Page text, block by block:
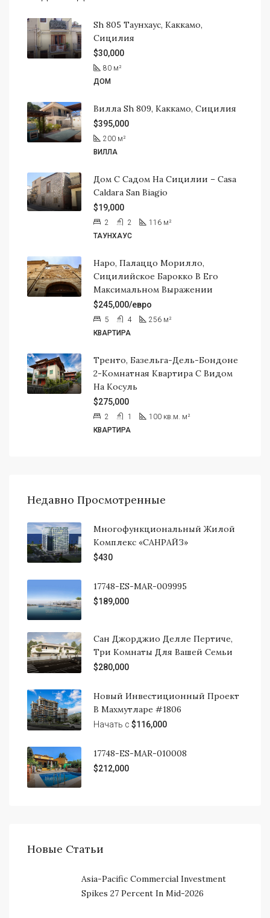
Sh 805 Таунхаус, Каккамо,
Сицилия
$30,000
80 м²
ДОМ
Вилла Sh 809, Каккамо, Сицилия
$395,000
200 м²
ВИЛЛА
Дом С Садом На Сицилии – Casa
Caldara San Biagio
$19,000
2 2 116 м²
ТАУНХАУС
Наро, Палаццо Морилло,
Сицилийское Барокко В Его
Максимальном Выражении
$245,000/евро
5 4 256 м²
КВАРТИРА
Тренто, Базельга-Дель-Бондоне
2-Комнатная Квартира С Видом
На Косуль
$275,000
2 1 100 кв.м. м²
КВАРТИРА
Недавно Просмотренные
Многофункциональный Жилой
Комплекс «САНРАЙЗ»
$430
17748-ES-MAR-009995
$189,000
Сан Джорджио Делле Пертиче,
Три Комнаты Для Вашей Семьи
$280,000
Новый Инвестиционный Проект
В Махмутларе #1806
Начать с $116,000
17748-ES-MAR-010008
$212,000
Новые Статьи
Asia-Pacific Commercial Investment
Spikes 27 Percent In Mid-2026